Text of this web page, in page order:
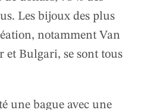
Les bijoux des plus
notamment Van
et Bulgari, se sont tous
une bague avec une